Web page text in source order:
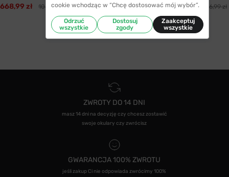
668,99 zł 1046,99 zł 725,99 zł 1306,99 zł
ZWROTY DO 14 DNI
masz 14 dni na decyzję czy chcesz zostawić
swoje okulary czy zwrócisz
GWARANCJA 100% ZWROTU
jeśli zakup Ci nie odpowiada zwrócimy 100%
cookie wchodząc w “Chcę dostosować mój wybór”.
Odrzuć
wszystkie
Dostosuj
zgody
Zaakceptuj
wszystkie